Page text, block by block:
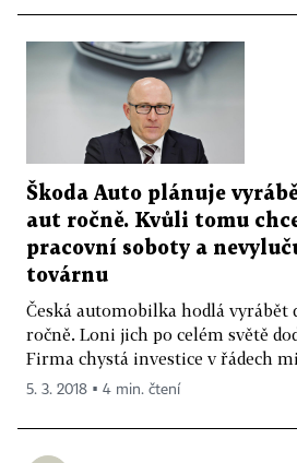
Škoda Auto plánuje
aut ročně. Kvůli tomu
pracovní soboty a
továrnu
Česká automobilka hodlá vyrábět
ročně. Loni jich po celém světě
Firma chystá investice v řádech
5. 3. 2018 ▪ 4 min. čtení